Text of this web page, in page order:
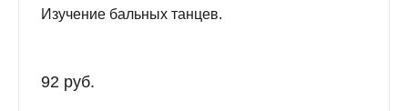
Изучение бальных танцев.
92 руб.